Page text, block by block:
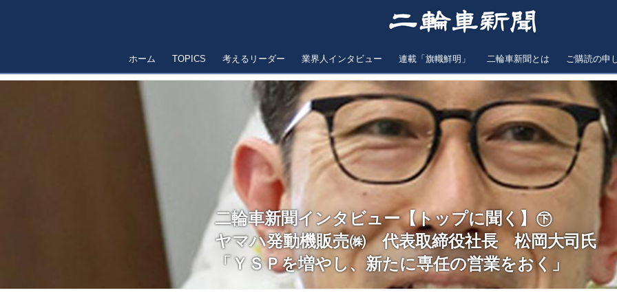
ホーム TOPICS 考えるリーダー 業界人インタビュー 連載「旗幟鮮明」 二輪車新聞とは ご購読の申
二輪車新聞インタビュー【トップに聞く】㊦
ヤマハ発動機販売㈱ 代表取締役社長 松岡大司氏
「ＹＳＰを増やし、新たに専任の営業をおく」